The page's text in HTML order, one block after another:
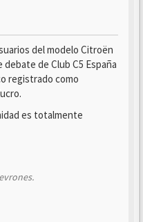
del modelo Citroën
de Club C5 España
registrado como
es totalmente